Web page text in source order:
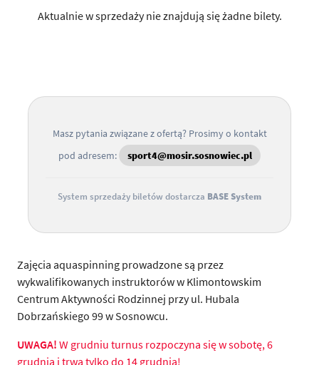
Aktualnie w sprzedaży nie znajdują się żadne bilety.
Masz pytania związane z ofertą? Prosimy o kontakt
pod adresem:
sport4@mosir.sosnowiec.pl
System sprzedaży biletów dostarcza BASE System
Zajęcia aquaspinning prowadzone są przez
wykwalifikowanych instruktorów w Klimontowskim
Centrum Aktywności Rodzinnej przy ul. Hubala
Dobrzańskiego 99 w Sosnowcu.
UWAGA! W grudniu turnus rozpoczyna się w sobotę, 6
grudnia i trwa tylko do 14 grudnia!